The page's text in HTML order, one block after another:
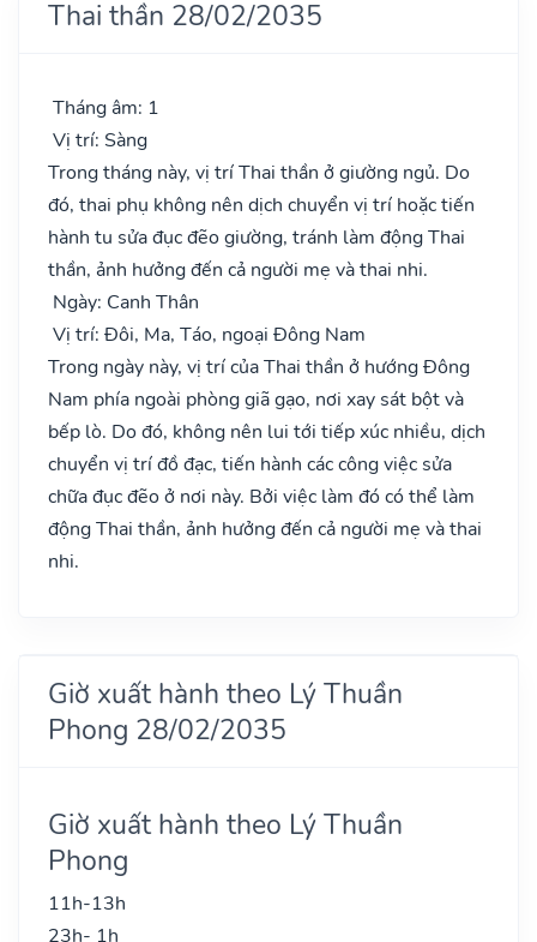
Thai thần 28/02/2035
Tháng âm: 1
Vị trí: Sàng
Trong tháng này, vị trí Thai thần ở giường ngủ. Do
đó, thai phụ không nên dịch chuyển vị trí hoặc tiến
hành tu sửa đục đẽo giường, tránh làm động Thai
thần, ảnh hưởng đến cả người mẹ và thai nhi.
Ngày: Canh Thân
Vị trí: Đôi, Ma, Táo, ngoại Đông Nam
Trong ngày này, vị trí của Thai thần ở hướng Đông
Nam phía ngoài phòng giã gạo, nơi xay sát bột và
bếp lò. Do đó, không nên lui tới tiếp xúc nhiều, dịch
chuyển vị trí đồ đạc, tiến hành các công việc sửa
chữa đục đẽo ở nơi này. Bởi việc làm đó có thể làm
động Thai thần, ảnh hưởng đến cả người mẹ và thai
nhi.
Giờ xuất hành theo Lý Thuần
Phong 28/02/2035
Giờ xuất hành theo Lý Thuần
Phong
11h-13h
23h- 1h